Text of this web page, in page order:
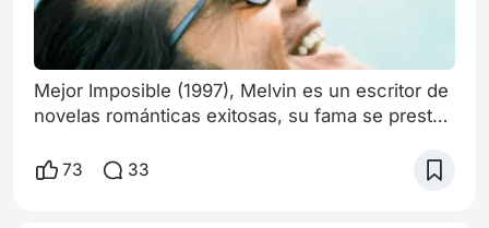
Mejor Imposible (1997), Melvin es un escritor de
novelas románticas exitosas, su fama se presta
sentimientos y vidas de las mujeres, pero como
73 33